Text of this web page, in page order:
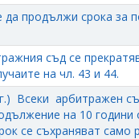
продължи срока за
съд се
на чл. 43 и 44.
Всеки арбитражен
на 10
се съхраняват